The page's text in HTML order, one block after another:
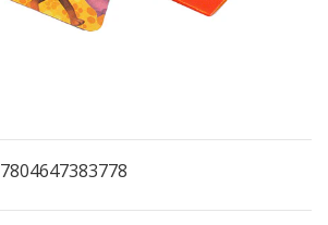
7804647383778